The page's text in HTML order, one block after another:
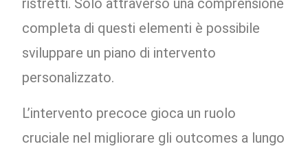
completa di questi elementi è possibile
sviluppare un piano di intervento
personalizzato.
L’intervento precoce gioca un ruolo
cruciale nel migliorare gli outcomes a lungo